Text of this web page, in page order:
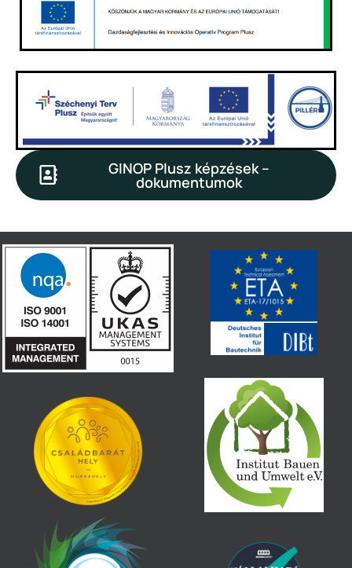
GINOP Plusz képzések –
dokumentumok